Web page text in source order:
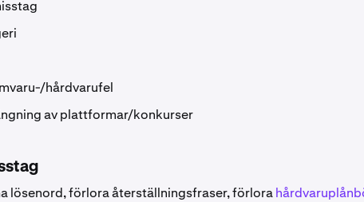
hårdvarufel
av plattformar/konkurser
lösenord, förlora återställningsfraser, förlora